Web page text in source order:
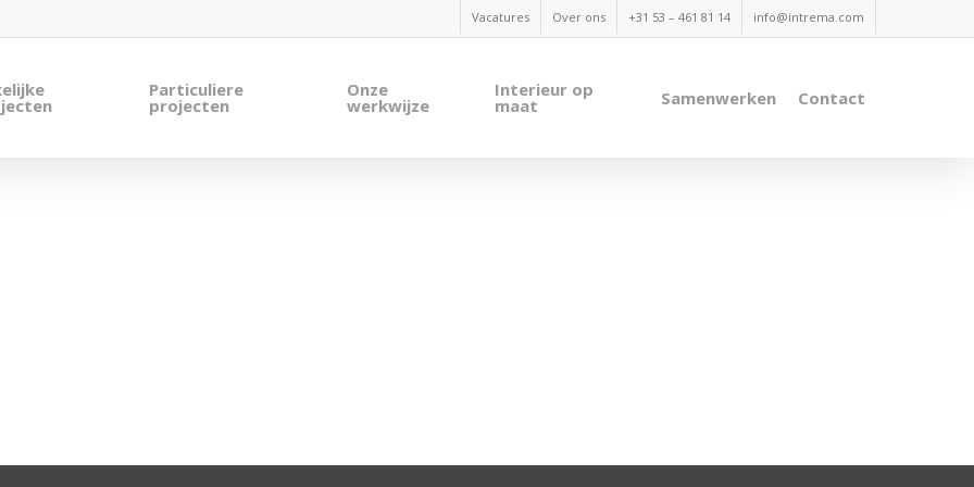
Vacatures Over ons +31 53 – 461 81 14 info@intrema.com
Particuliere
projecten
Onze
werkwijze
Interieur op
maat Samenwerken Contact